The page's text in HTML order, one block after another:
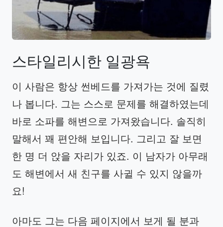
스타일리시한 일광욕
이 사람은 항상 썬베드를 가져가는 것에 질렸
나 봅니다. 그는 스스로 문제를 해결하였는데
바로 소파를 해변으로 가져왔습니다. 솔직히
말해서 꽤 편안해 보입니다. 그리고 잘 보면
한 명 더 앉을 자리가 있죠. 이 남자가 아무래
도 해변에서 새 친구를 사귈 수 있지 않을까
요!
아마도 그는 다음 페이지에서 보게 될 분과